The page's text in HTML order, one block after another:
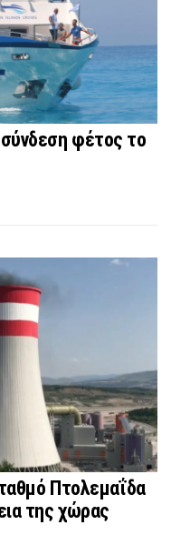
φέτος το
Πτολεμαΐδα
της χώρας